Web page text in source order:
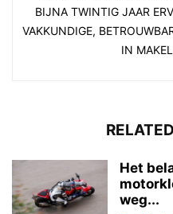
BIJNA TWINTIG JAAR
VAKKUNDIGE,
IN
Het
weg...